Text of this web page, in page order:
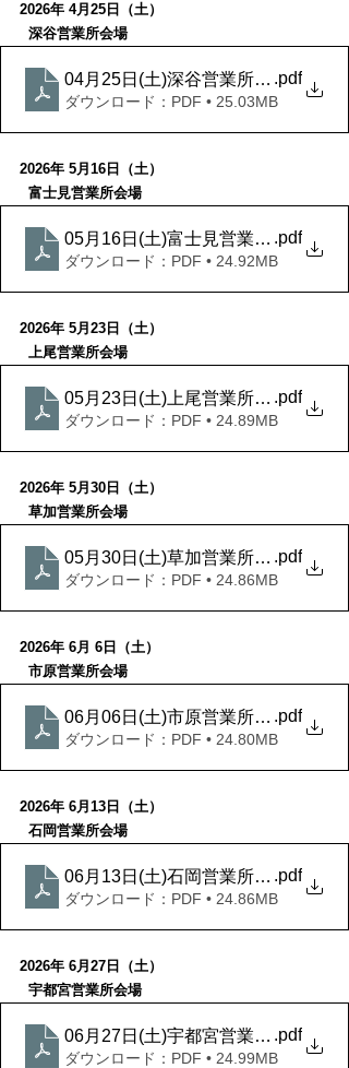
2026年 4月25日（土）
深谷営業所会場
04月25日(土)深谷営業所会場.pdf
ダウンロード：PDF • 25.03MB
2026年 5月16日（土）
富士見営業所会場
05月16日(土)富士見営業所会場
.pdf
ダウンロード：PDF • 24.92MB
2026年 5月23日（土）
上尾営業所会場
05月23日(土)上尾営業所会場.pdf
ダウンロード：PDF • 24.89MB
2026年 5月30日（土）
草加営業所会場
05月30日(土)草加営業所会場.pdf
ダウンロード：PDF • 24.86MB
2026年 6月 6日（土）
市原営業所会場
06月06日(土)市原営業所会場.pdf
ダウンロード：PDF • 24.80MB
2026年 6月13日（土）
石岡営業所会場
06月13日(土)石岡営業所会場.pdf
ダウンロード：PDF • 24.86MB
2026年 6月27日（土）
宇都宮営業所会場
06月27日(土)宇都宮営業所会場
.pdf
ダウンロード：PDF • 24.99MB